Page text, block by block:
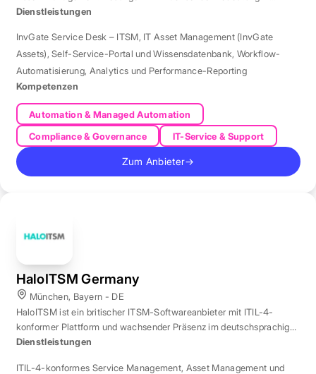
Europa.
Dienstleistungen
InvGate Service Desk – ITSM, IT Asset Management (InvGate
Assets),Self-Service-Portal und Wissensdatenbank, Workflow-
Automatisierung, Analytics und Performance-Reporting
Kompetenzen
Automation & Managed Automation
Compliance & Governance
IT-Service & Support
Zum Anbieter→
HaloITSM Germany
München, Bayern - DE
HaloITSM ist ein britischer ITSM-Softwareanbieter mit ITIL-4-
konformer Plattform und wachsender Präsenz im deutschsprachigen
Markt.
Dienstleistungen
ITIL-4-konformes Service Management, Asset Management und